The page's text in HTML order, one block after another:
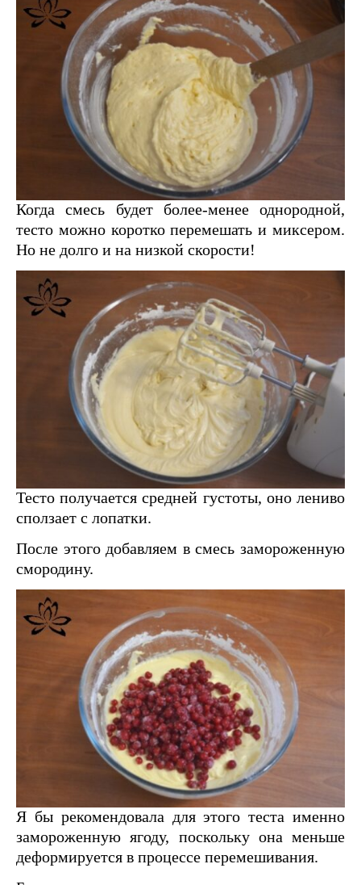
Когда смесь будет более-менее однородной,
тесто можно коротко перемешать и миксером.
Но не долго и на низкой скорости!
Тесто получается средней густоты, оно лениво
сползает с лопатки.
После этого добавляем в смесь замороженную
смородину.
Я бы рекомендовала для этого теста именно
замороженную ягоду, поскольку она меньше
деформируется в процессе перемешивания.